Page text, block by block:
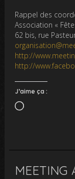
Rappel des
Association «
62 bis, rue
http://
http://
J’aime ça :
Chargement…
MEETING